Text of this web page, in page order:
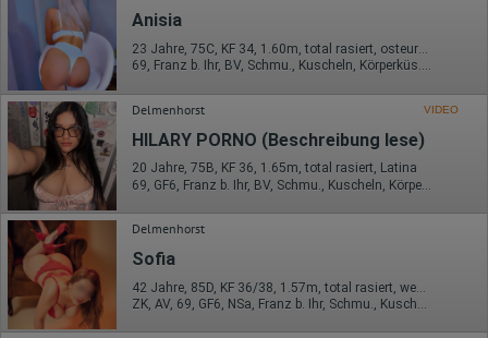
Anisia
23 Jahre, 75C, KF 34, 1.60m, total rasiert, osteuropäisch
69, Franz b. Ihr, BV, Schmu., Kuscheln, Körperküs., DSa, DSp
Delmenhorst VIDEO
HILARY PORNO (Beschreibung lese)
20 Jahre, 75B, KF 36, 1.65m, total rasiert, Latina
Delmenhorst
Sofia
ZK, AV, 69, GF6, NSa, Franz b. Ihr, Schmu., Kuscheln